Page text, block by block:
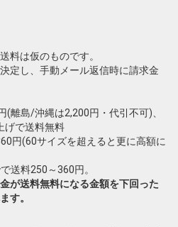
料は仮のものです。
定し、手動メール返信時に請求金
(離島/沖縄は2,200円・代引不可)、
げで送料無料
円(60サイズを超えると更に高額に
送料250～360円。
が送料無料になる金額を下回った
す。